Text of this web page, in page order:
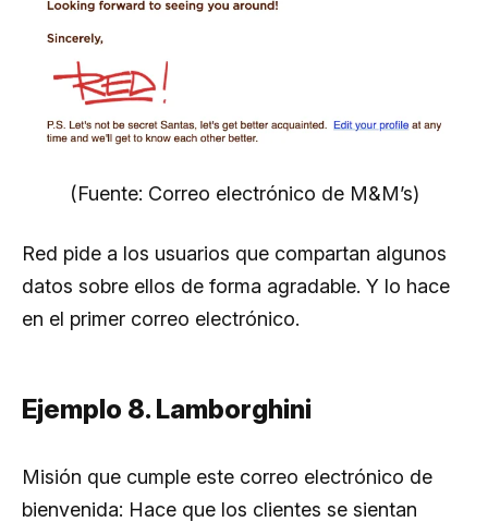
(Fuente: Correo electrónico de M&M’s)
Red pide a los usuarios que compartan algunos
datos sobre ellos de forma agradable. Y lo hace
en el primer correo electrónico.
Ejemplo 8. Lamborghini
Misión que cumple este correo electrónico de
bienvenida: Hace que los clientes se sientan